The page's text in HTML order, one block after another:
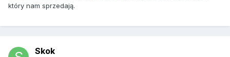
który nam sprzedają.
Skok